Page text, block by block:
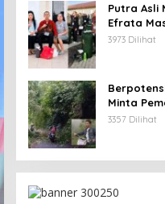
Putra Asli
Efrata
Akpol
3973 Dilihat
Minta
Akses
3357 Dilihat